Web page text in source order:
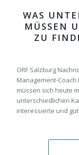
WAS
MÜSSEN
ZU
ORF Salzburg
Management-
müssen sich heute
unterschiedlichen
interessierte und